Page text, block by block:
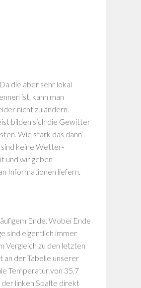
die aber sehr lokal
ist, kann man
nicht zu ändern.
bilden sich die Gewitter
Wie stark das dann
keine Wetter-
und wir geben
Informationen liefern.
Ende. Wobei Ende
sind eigentlich immer
Vergleich zu den letzten
an der Tabelle unserer
Temperatur von 35.7
der linken Spalte direkt